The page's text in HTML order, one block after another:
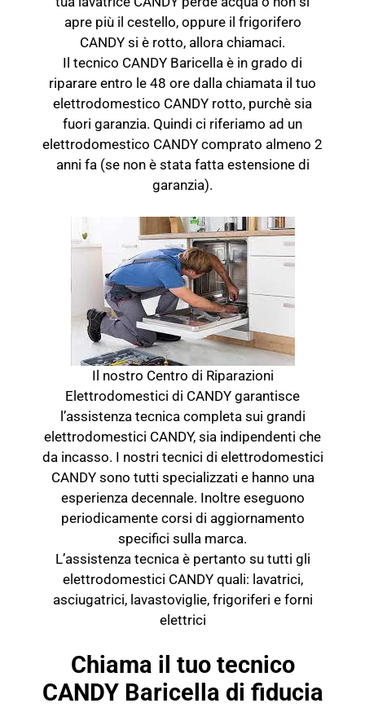
apre più il cestello, oppure il frigorifero
CANDY si è rotto, allora chiamaci.
Il tecnico CANDY Baricella è in grado di
riparare entro le 48 ore dalla chiamata il tuo
elettrodomestico CANDY rotto, purchè sia
fuori garanzia. Quindi ci riferiamo ad un
elettrodomestico CANDY comprato almeno 2
anni fa (se non è stata fatta estensione di
garanzia).
Il nostro Centro di Riparazioni
Elettrodomestici di CANDY garantisce
l’assistenza tecnica completa sui grandi
elettrodomestici CANDY, sia indipendenti che
da incasso. I nostri tecnici di elettrodomestici
CANDY sono tutti specializzati e hanno una
esperienza decennale. Inoltre eseguono
periodicamente corsi di aggiornamento
specifici sulla marca.
L’assistenza tecnica è pertanto su tutti gli
elettrodomestici CANDY quali: lavatrici,
asciugatrici, lavastoviglie, frigoriferi e forni
elettrici
Chiama il tuo tecnico
CANDY Baricella di fiducia